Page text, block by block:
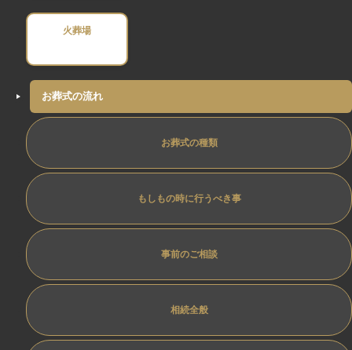
火葬場
お葬式の流れ
お葬式の種類
もしもの時に行うべき事
事前のご相談
相続全般